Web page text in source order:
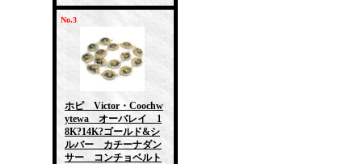
No.3
ホピ Victor・Coochw
ytewa オーバレイ 1
8K?14K?ゴールド&シ
ルバー カチーナダン
サー コンチョベルト